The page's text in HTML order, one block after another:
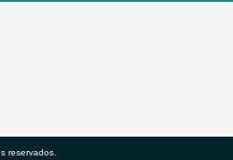
reservados.